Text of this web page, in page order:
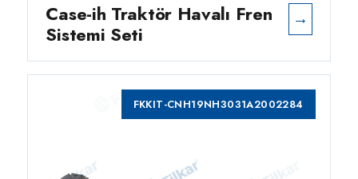
Case-ih Traktör Havalı Fren
Sistemi Seti
→
FKKIT-CNH19NH3031A2002284